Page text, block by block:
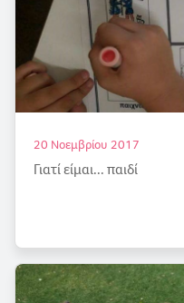
20 Νοεμβρίου 2017
Γιατί είμαι... παιδί